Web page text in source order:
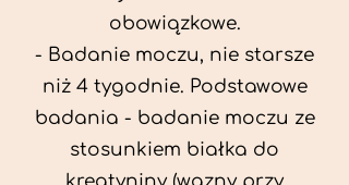
obowiązkowe.
- Badanie moczu, nie starsze
niż 4 tygodnie. Podstawowe
badania - badanie moczu ze
stosunkiem białka do